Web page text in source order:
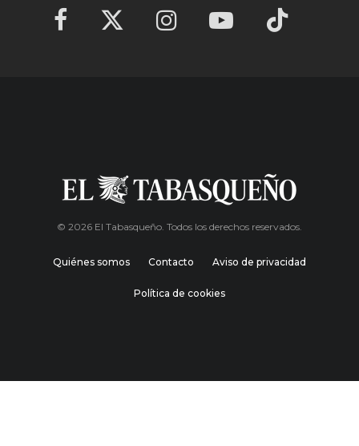
© 2026 El Tabasqueño. Todos los derechos reservados.
Quiénes somos Contacto Aviso de privacidad
Política de cookies